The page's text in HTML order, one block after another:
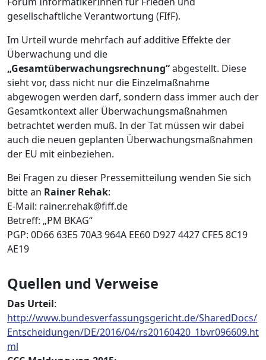
gesellschaftliche Verantwortung (FIfF).
Im Urteil wurde mehrfach auf additive Effekte der
Überwachung und die
„Gesamtüberwachungsrechnung“abgestellt. Diese
sieht vor, dass nicht nur die Einzelmaßnahme
abgewogen werden darf, sondern dass immer auch der
Gesamtkontext aller Überwachungsmaßnahmen
betrachtet werden muß. In der Tat müssen wir dabei
auch die neuen geplanten Überwachungsmaßnahmen
der EU mit einbeziehen.
Bei Fragen zu dieser Pressemitteilung wenden Sie sich
bitte an Rainer Rehak:
E-Mail: rainer.rehak@fiff.de
Betreff: „PM BKAG“
PGP: 0D66 63E5 70A3 964A EE60 D927 4427 CFE5 8C19
AE19
Quellen und Verweise
Das Urteil:
http://www.bundesverfassungsgericht.de/SharedDocs/
Entscheidungen/DE/2016/04/rs20160420_1bvr096609.ht
ml